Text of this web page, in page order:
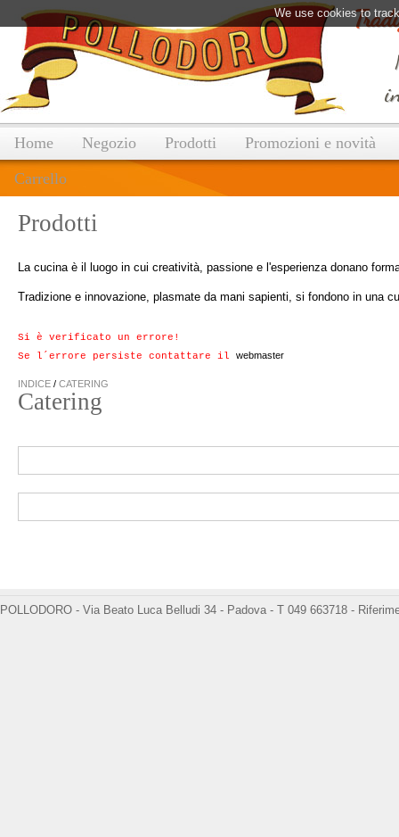
We use cookies to
in
Home Negozio Prodotti
Promozioni e novità
Carrello
Prodotti
La cucina è il luogo in cui creatività, passione e l'esperienza donano
Tradizione e innovazione, plasmate da mani sapienti, si fondono in una
Si è verificato un errore!
Se l´errore persiste contattare il webmaster
INDICE / CATERING
Catering
POLLODORO - Via Beato Luca Belludi 34 - Padova - T 049 663718 -